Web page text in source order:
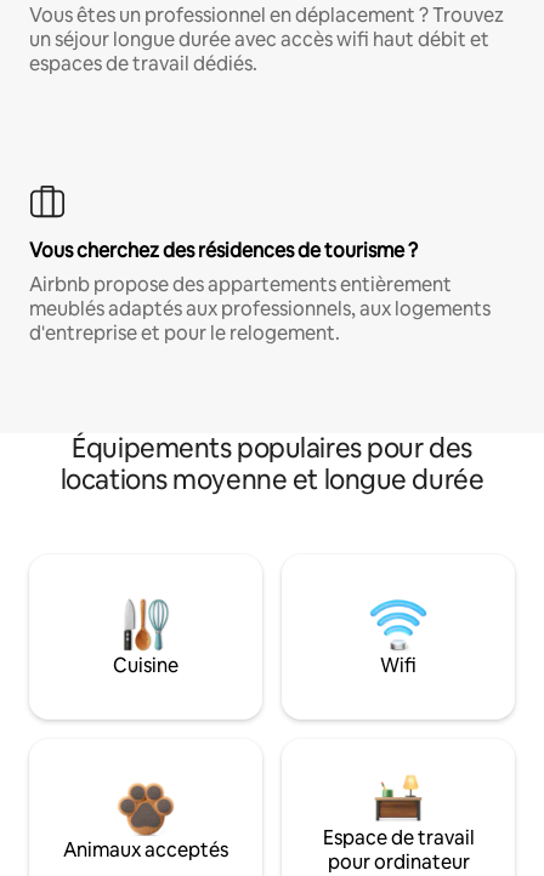
Vous êtes un professionnel en déplacement ? Trouvez
un séjour longue durée avec accès wifi haut débit et
espaces de travail dédiés.
Vous cherchez des résidences de tourisme ?
Airbnb propose des appartements entièrement
meublés adaptés aux professionnels, aux logements
d'entreprise et pour le relogement.
Équipements populaires pour des
locations moyenne et longue durée
Cuisine Wifi
Animaux acceptés
Espace de travail
pour ordinateur